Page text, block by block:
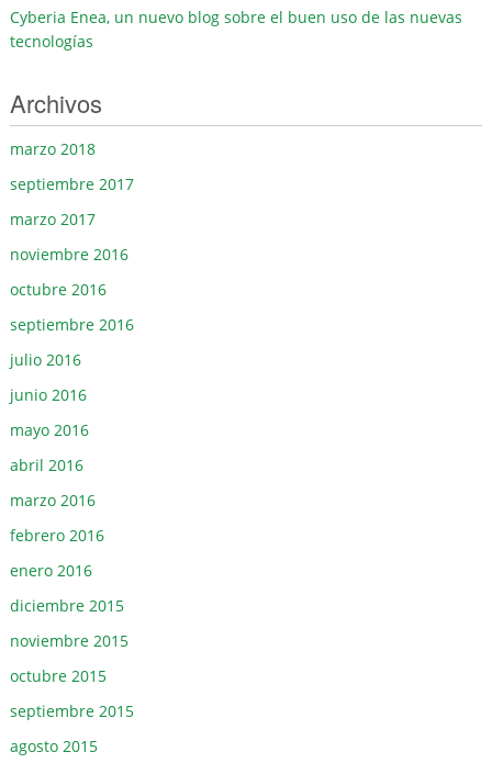
Cyberia Enea, un nuevo blog sobre el buen uso de las nuevas
tecnologías
Archivos
marzo 2018
septiembre 2017
marzo 2017
noviembre 2016
octubre 2016
septiembre 2016
julio 2016
junio 2016
mayo 2016
abril 2016
marzo 2016
febrero 2016
enero 2016
diciembre 2015
noviembre 2015
octubre 2015
septiembre 2015
agosto 2015